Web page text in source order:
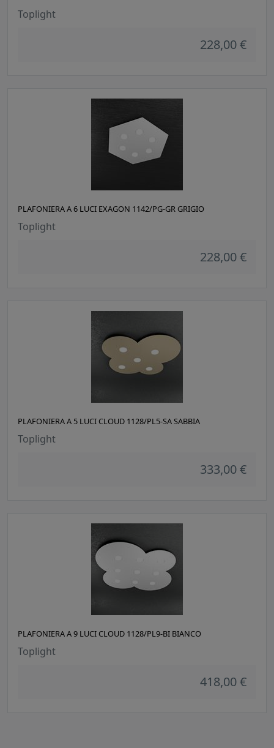
Toplight
228,00 €
PLAFONIERA A 6 LUCI EXAGON 1142/PG-GR GRIGIO
Toplight
228,00 €
PLAFONIERA A 5 LUCI CLOUD 1128/PL5-SA SABBIA
Toplight
333,00 €
PLAFONIERA A 9 LUCI CLOUD 1128/PL9-BI BIANCO
Toplight
418,00 €